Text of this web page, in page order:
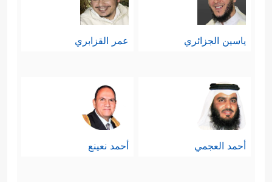
ياسين الجزائري عمر القزابري
أحمد العجمي أحمد نعينع